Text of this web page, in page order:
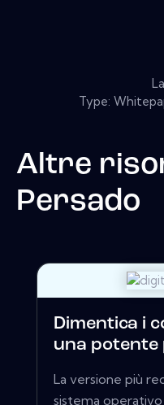
Type:
Altre
Persado
Dimentica i
una potente
La versione più
sistema